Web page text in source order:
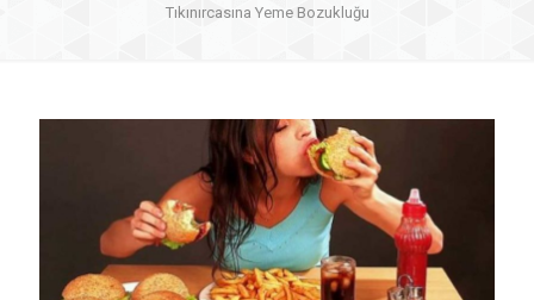
Tıkınırcasına Yeme Bozukluğu